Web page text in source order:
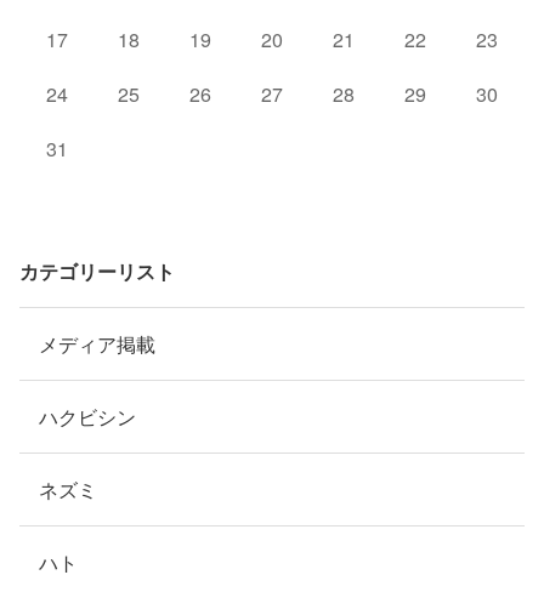
17
18 19 20 21 22
23
24
25 26 27 28 29
30
31
カテゴリーリスト
メディア掲載
ハクビシン
ネズミ
ハト